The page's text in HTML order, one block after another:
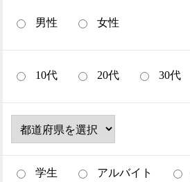
男性 女性
10代 20代 30代
学生 アルバイト